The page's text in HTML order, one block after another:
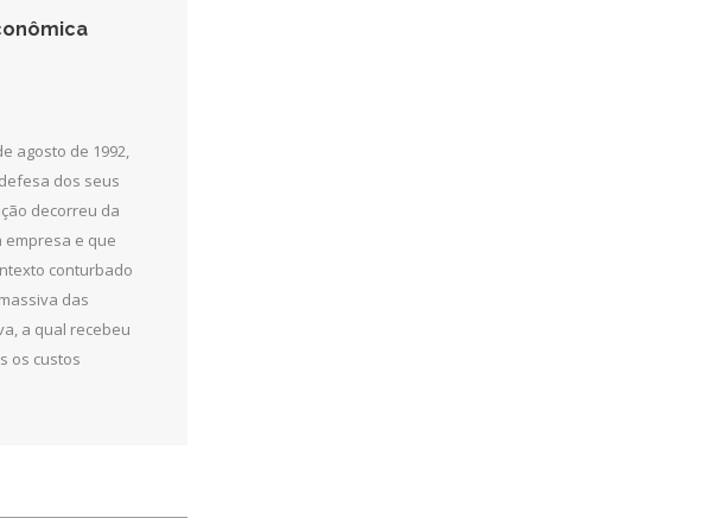
agosto de 1992,
dos seus
decorreu da
empresa e que
conturbado
das
a qual recebeu
os custos